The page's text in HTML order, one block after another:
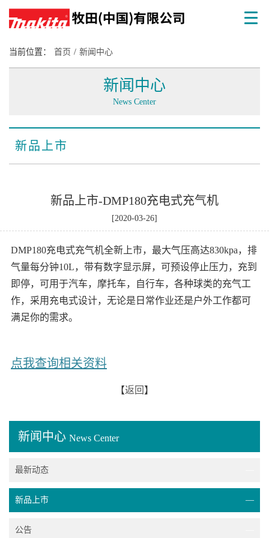
当前位置： 首页 / 新闻中心
新闻中心
News Center
新品上市
新品上市-DMP180充电式充气机
[2020-03-26]
DMP180充电式充气机全新上市，最大气压高达830kpa，排
气量每分钟10L，带有数字显示屏，可预设停止压力，充到
即停，可用于汽车，摩托车，自行车，各种球类的充气工
作，采用充电式设计，无论是日常作业还是户外工作都可
满足你的需求。
点我查询相关资料
【返回 】
新闻中心 News Center
最新动态
新品上市 —
公告